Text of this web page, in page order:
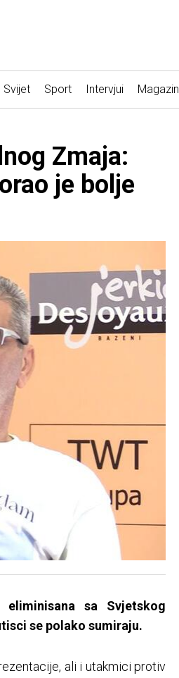
Svijet Sport Intervjui Magazin
Zmaja:
je bolje
sa Svjetskog
se polako sumiraju.
ali i utakmici protiv